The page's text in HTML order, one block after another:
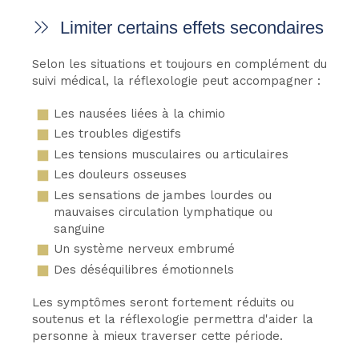
Limiter certains effets secondaires
Selon les situations et toujours en complément du
suivi médical, la réflexologie peut accompagner :
Les nausées liées à la chimio
Les troubles digestifs
Les tensions musculaires ou articulaires
Les douleurs osseuses
Les sensations de jambes lourdes ou
mauvaises circulation lymphatique ou
sanguine
Un système nerveux embrumé
Des déséquilibres émotionnels
Les symptômes seront fortement réduits ou
soutenus et la réflexologie permettra d'aider la
personne à mieux traverser cette période.